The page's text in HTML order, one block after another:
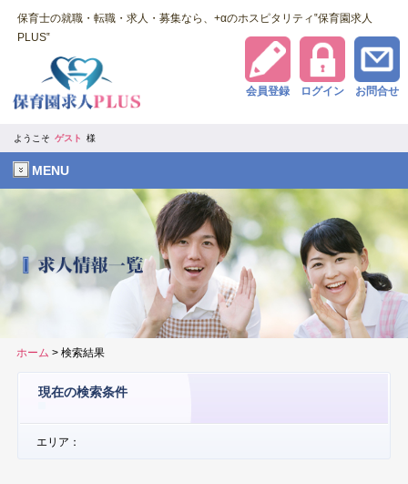
保育士の就職・転職・求人・募集なら、+αのホスピタリティ‟保育園求人
PLUS‟
会員登録 ログイン お問合せ
ようこそ ゲスト 様
MENU
ホーム > 検索結果
現在の検索条件
エリア：